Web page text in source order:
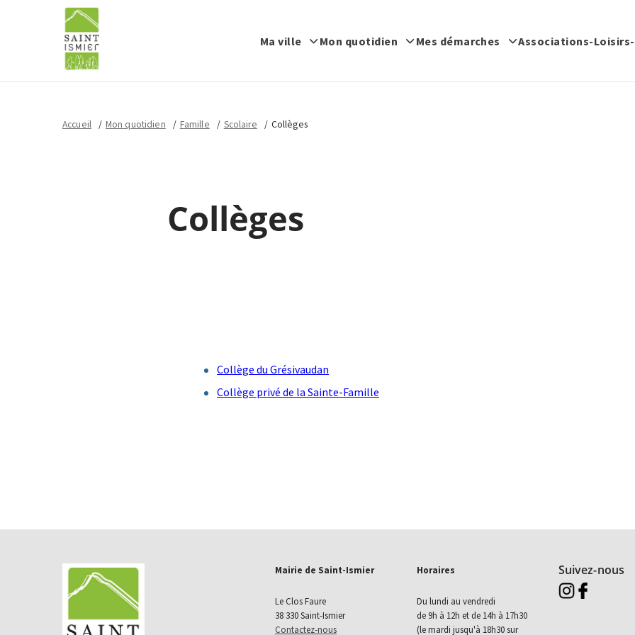
Ma ville Mon quotidien Mes démarches Associations-
Accueil Mon quotidien Famille Scolaire Collèges
Collèges
Collège du Grésivaudan
Collège privé de la Sainte-Famille
Mairie de Saint-Ismier
Le Clos Faure
38 330 Saint-Ismier
Contactez-nous
Horaires
Du lundi au vendredi
de 9h à 12h et de 14h à 17h30
(le mardi jusqu'à 18h30 sur
Suivez-nous
Aller sur instagram
Aller sur